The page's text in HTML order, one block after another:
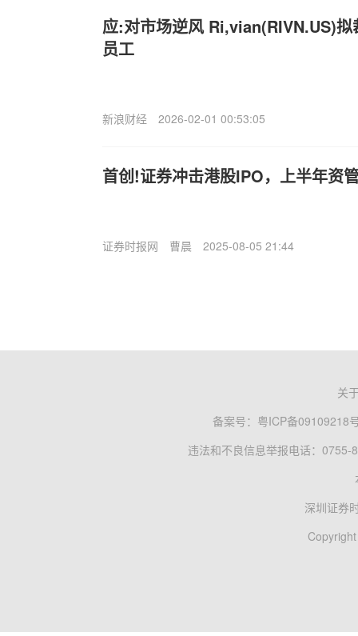
应:对市场逆风 Ri,vian(RIVN.US)
员工
新浪财经 2026-02-01 00:53:05
首创!证券冲击港股IPO，上半年资
证券时报网 曹晨 2025-08-05 21:44
关
备案号： 粤ICP备09109218
违法和不良信息举报电话：0755-
深圳证券